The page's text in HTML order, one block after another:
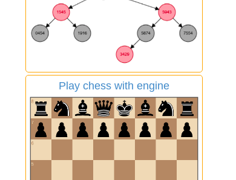
Play chess with engine